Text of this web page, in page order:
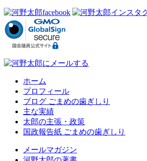
ホーム
プロフィール
ブログ ごまめの歯ぎしり
主な実績
太郎の主張・政策
国政報告紙 ごまめの歯ぎしり
メールマガジン